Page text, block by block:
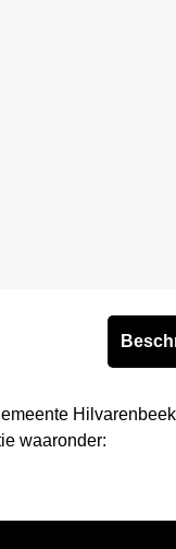
waaronder: